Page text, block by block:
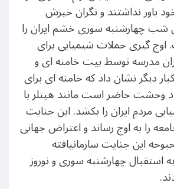
باور نداشتند و نگران خیزش
شب چهارشنبه سوری خشم ایران را
گیری حملات شیمیایی برای
مدرسه توسط بیت خامنه ای و
دیگر نشان داد که خامنه ای برای
وحشت حاضر است مانند هیتلر با
مردم ایران را بکشد. این جنایت
را به اوج رساند و اعتراض جهانی
این جنایت سازمانیافته
استقبال چهارشنبه سوری و نوروز